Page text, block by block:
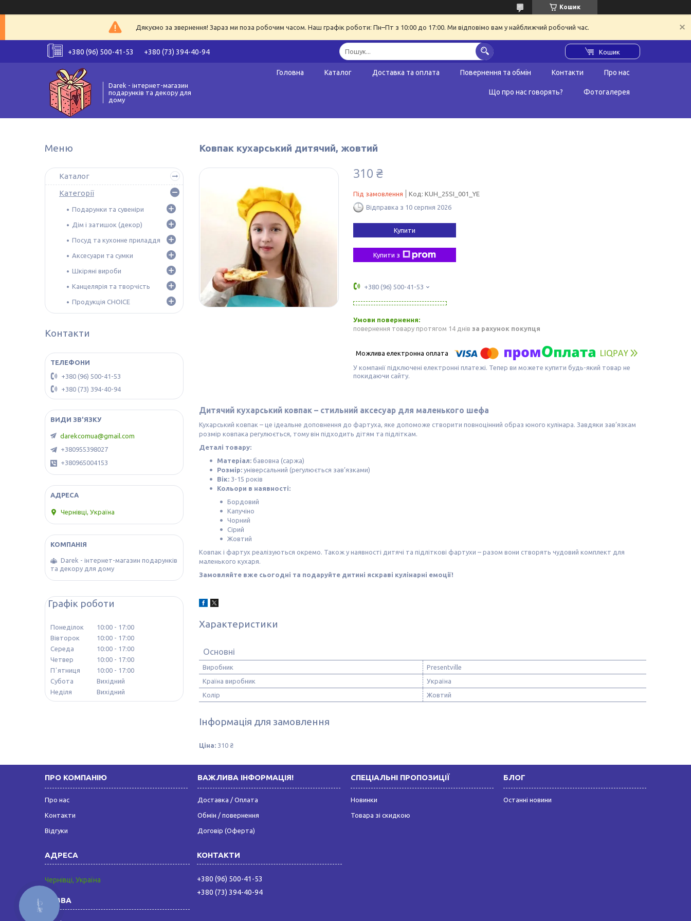
Кошик
Дякуємо за звернення! Зараз ми поза робочим часом. Наш графік роботи: Пн–Пт з 10:00 до 17:00. Ми відповімо вам у найближчий робочий час.
+380 (96) 500-41-53 +380 (73) 394-40-94 Кошик
Darek - інтернет-магазин
подарунків та декору для
дому
Головна Каталог Доставка та оплата Повернення та обмін Контакти Про нас
Що про нас говорять? Фотогалерея
Ковпак кухарський дитячий, жовтий
310 ₴
Під замовлення Код: KUH_25SI_001_YE
Відправка з 10 серпня 2026
Купити
Купити з
+380 (96) 500-41-53
повернення товару протягом 14 днів за рахунок покупця
У компанії підключені електронні платежі. Тепер ви можете купити будь-який товар не
покидаючи сайту.
Дитячий кухарський ковпак – стильний аксесуар для маленького шефа
Кухарський ковпак – це ідеальне доповнення до фартуха, яке допоможе створити повноцінний образ юного кулінара. Завдяки зав’язкам
розмір ковпака регулюється, тому він підходить дітям та підліткам.
Деталі товару:
Матеріал: бавовна (саржа)
Розмір: універсальний (регулюється зав’язками)
Вік: 3-15 років
Кольори в наявності:
Бордовий
Капучіно
Чорний
Сірий
Жовтий
Ковпак і фартух реалізуються окремо. Також у наявності дитячі та підліткові фартухи – разом вони створять чудовий комплект для
маленького кухаря.
Замовляйте вже сьогодні та подаруйте дитині яскраві кулінарні емоції!
Характеристики
Основні
Виробник
Presentville
Країна виробник
Україна
Колір
Жовтий
Інформація для замовлення
Ціна: 310 ₴
Каталог
Категорії
Подарунки та сувеніри
Дім і затишок (декор)
Посуд та кухонне приладдя
Аксесуари та сумки
Шкіряні вироби
Канцелярія та творчість
Продукція CHOICE
Контакти
+380 (96) 500-41-53
+380 (73) 394-40-94
darekcomua@gmail.com
+380955398027
+380965004153
Чернівці, Україна
Darek - інтернет-магазин подарунків
та декору для дому
Графік роботи
Понеділок 10:00
17:00
Вівторок
10:00
17:00
Середа
10:00
17:00
Четвер
10:00
17:00
Пʼятниця
10:00
17:00
Субота
Вихідний
Неділя
Вихідний
ПРО КОМПАНІЮ
Про нас
Контакти
Відгуки
ВАЖЛИВА ІНФОРМАЦІЯ!
Доставка / Оплата
Обмін / повернення
Договір (Оферта)
СПЕЦІАЛЬНІ ПРОПОЗИЦІЇ
Новинки
Товара зі скидкою
БЛОГ
Останні новини
Чернівці, Україна
+380 (96) 500-41-53
+380 (73) 394-40-94
КНОПКА
ЗВ'ЯЗКУ